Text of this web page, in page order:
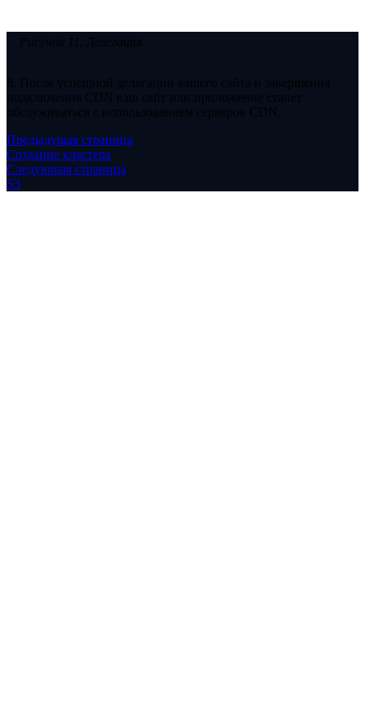
Рисунок 11. Делегация
8. После успешной делегации вашего сайта и завершения
подключения CDN ваш сайт или приложение станет
обслуживаться с использованием серверов CDN.
Предыдущая страница
Создание кластера
Следующая страница
S3